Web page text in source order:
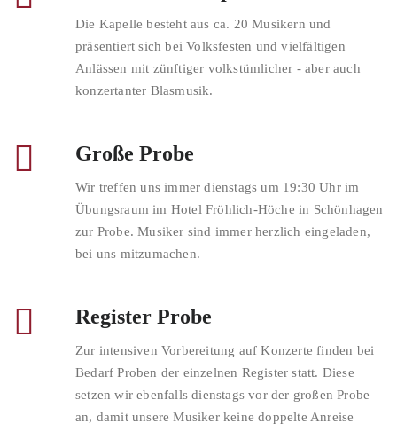
Die Kapelle besteht aus ca. 20 Musikern und
präsentiert sich bei Volksfesten und vielfältigen
Anlässen mit zünftiger volkstümlicher - aber auch
konzertanter Blasmusik.
Große Probe
Wir treffen uns immer dienstags um 19:30 Uhr im
Übungsraum im Hotel Fröhlich-Höche in Schönhagen
zur Probe. Musiker sind immer herzlich eingeladen,
bei uns mitzumachen.
Register Probe
Zur intensiven Vorbereitung auf Konzerte finden bei
Bedarf Proben der einzelnen Register statt. Diese
setzen wir ebenfalls dienstags vor der großen Probe
an, damit unsere Musiker keine doppelte Anreise